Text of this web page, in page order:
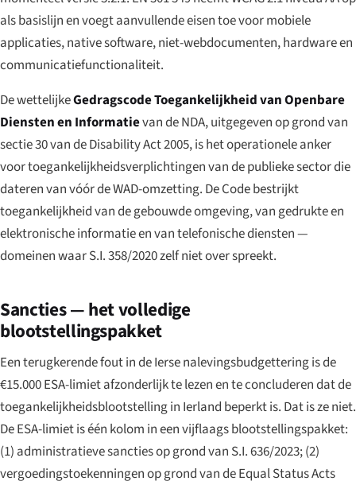
als basislijn en voegt aanvullende eisen toe voor mobiele
applicaties, native software, niet-webdocumenten, hardware en
communicatiefunctionaliteit.
De wettelijkeGedragscode Toegankelijkheid van Openbare
Diensten en Informatievan de NDA, uitgegeven op grond van
sectie 30 van de Disability Act 2005, is het operationele anker
voor toegankelijkheidsverplichtingen van de publieke sector die
dateren van vóór de WAD-omzetting. De Code bestrijkt
toegankelijkheid van de gebouwde omgeving, van gedrukte en
elektronische informatie en van telefonische diensten —
domeinen waar S.I. 358/2020 zelf niet over spreekt.
Sancties — het volledige
blootstellingspakket
Een terugkerende fout in de Ierse nalevingsbudgettering is de
€15.000 ESA-limiet afzonderlijk te lezen en te concluderen dat de
toegankelijkheidsblootstelling in Ierland beperkt is. Dat is ze niet.
De ESA-limiet is één kolom in een vijflaags blootstellingspakket:
(1) administratieve sancties op grond van S.I. 636/2023; (2)
vergoedingstoekenningen op grond van de Equal Status Acts